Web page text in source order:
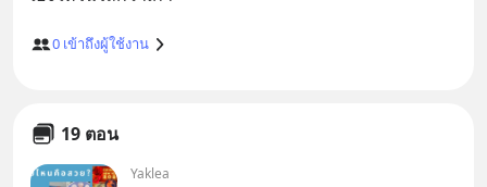
0 เข้าถึงผู้ใช้งาน
19 ตอน
Yaklea